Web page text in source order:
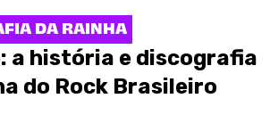
DA RAINHA
a história e discografia
do Rock Brasileiro